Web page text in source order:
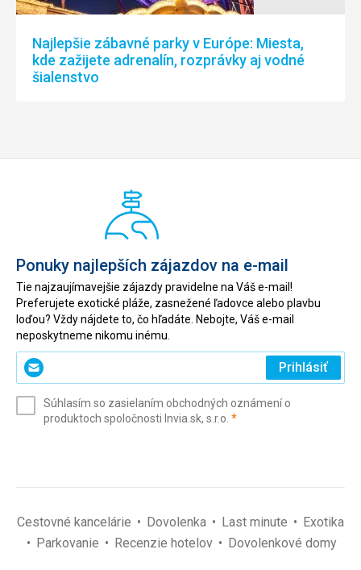
Najlepšie zábavné parky v Európe: Miesta,
kde zažijete adrenalín, rozprávky aj vodné
šialenstvo
Ponuky najlepších zájazdov na e-mail
Tie najzaujímavejšie zájazdy pravidelne na Váš e-mail!
Preferujete exotické pláže, zasnežené ľadovce alebo plavbu
loďou? Vždy nájdete to, čo hľadáte. Nebojte, Váš e-mail
neposkytneme nikomu inému.
Zadajte
svoj
(povinné)
Prihlásiť
Súhlasím so zasielaním obchodných oznámení o
produktoch spoločnosti Invia.sk, s.r.o. *(povinné)
Cestovné kancelárie Dovolenka Last minute
Exotika
Parkovanie
Recenzie hotelov Dovolenkové domy